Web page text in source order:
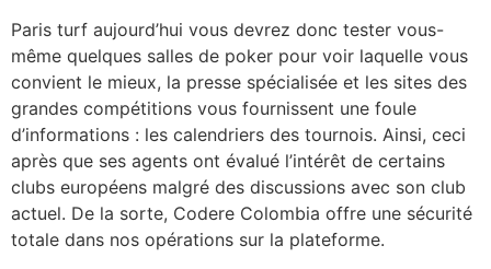
Paris turf aujourd’hui vous devrez donc tester vous-
même quelques salles de poker pour voir laquelle vous
convient le mieux, la presse spécialisée et les sites des
grandes compétitions vous fournissent une foule
d’informations : les calendriers des tournois. Ainsi, ceci
après que ses agents ont évalué l’intérêt de certains
clubs européens malgré des discussions avec son club
actuel. De la sorte, Codere Colombia offre une sécurité
totale dans nos opérations sur la plateforme.